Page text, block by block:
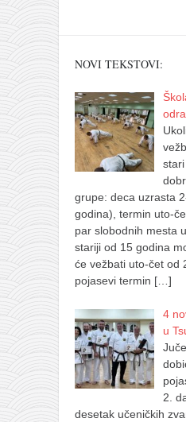
NOVI TEKSTOVI:
grupe: deca uzrasta
godina), termin uto-
par slobodnih mesta
stariji od 15 godina
će vežbati uto-čet od
pojasevi termin […]
4
u
2.
desetak učeničkih